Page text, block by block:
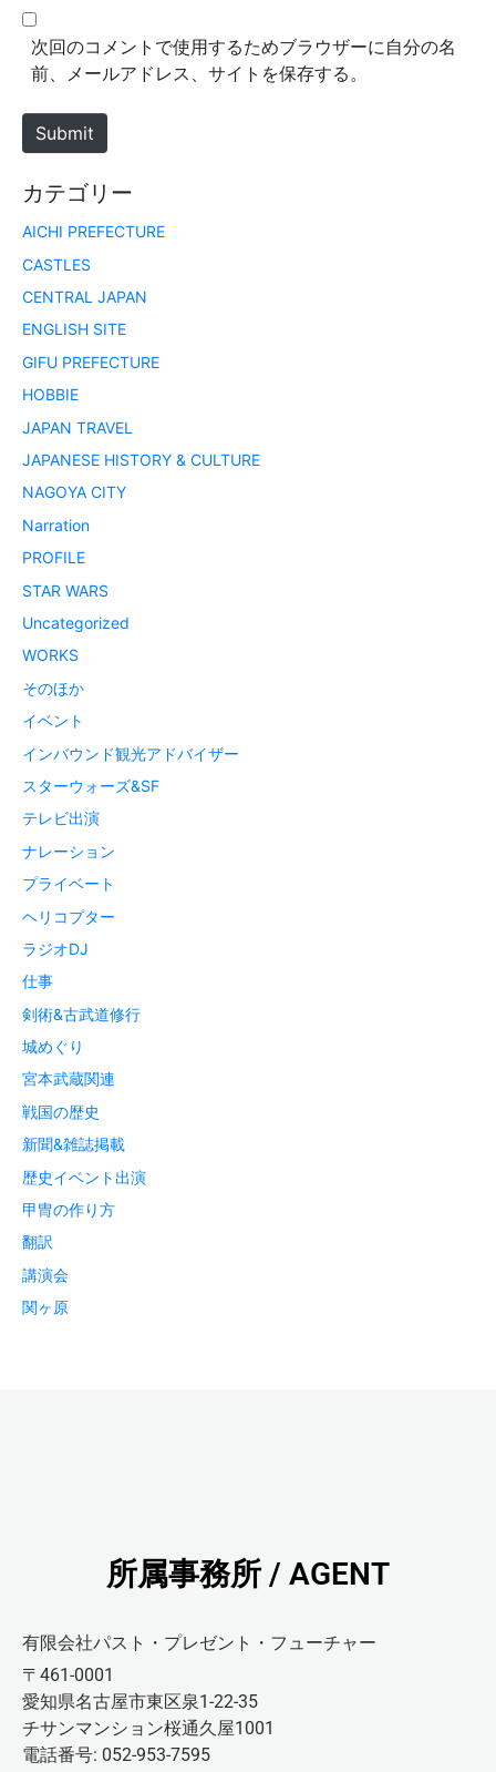
*
b
e
次回のコメントで使用するためブラウザーに自分の名
前、メールアドレス、サイトを保存する。
Submit
カテゴリー
AICHI PREFECTURE
CASTLES
CENTRAL JAPAN
ENGLISH SITE
GIFU PREFECTURE
HOBBIE
JAPAN TRAVEL
JAPANESE HISTORY & CULTURE
NAGOYA CITY
Narration
PROFILE
STAR WARS
Uncategorized
WORKS
そのほか
イベント
インバウンド観光アドバイザー
スターウォーズ&SF
テレビ出演
ナレーション
プライベート
ヘリコプター
ラジオDJ
仕事
剣術&古武道修行
城めぐり
宮本武蔵関連
戦国の歴史
新聞&雑誌掲載
歴史イベント出演
甲冑の作り方
翻訳
講演会
関ヶ原
所属事務所 / AGENT
有限会社パスト・プレゼント・フューチャー
〒461-0001
愛知県名古屋市東区泉1-22-35
チサンマンション桜通久屋1001
電話番号: 052-953-7595